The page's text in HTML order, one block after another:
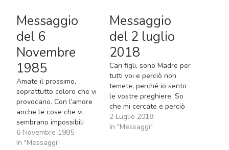
Messaggio
del 6
Novembre
1985
Amate il prossimo,
soprattutto coloro che vi
provocano. Con l’amore
anche le cose che vi
sembrano impossibili
diventeranno possibili.
Tutti quelli che
6 Novembre 1985
In "Messaggi"
Messaggio
del 2 luglio
2018
Cari figli, sono Madre per
tutti voi e perciò non
temete, perché io sento
le vostre preghiere. So
che mi cercate e perciò
io prego mio Figlio per
voi: mio Figlio che è unito
2 Luglio 2018
In "Messaggi"